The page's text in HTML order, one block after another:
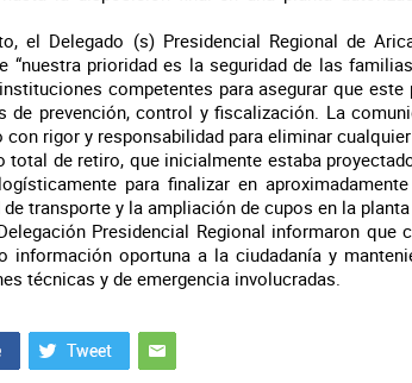
el Delegado (s) Presidencial Regional de
“nuestra prioridad es la seguridad de las
competentes para asegurar que
de prevención, control y fiscalización. La
con rigor y responsabilidad para eliminar
total de retiro, que inicialmente estaba
para finalizar en
de transporte y la ampliación de cupos en la
Presidencial Regional informaron que
información oportuna a la ciudadanía y
técnicas y de emergencia involucradas.